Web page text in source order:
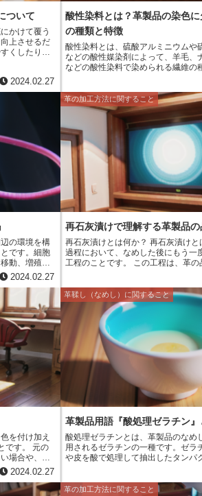
ついて
かけて覆う
上させるだ
くしたりす
よく使用さ
、軽量で
に丈夫で光
2024.02.27
酸性染料とは？革製品の染色
の種類と特徴
酸性染料とは、硫酸アルミニウムや
などの酸性媒染剤によって、羊毛、
などの酸性染料で染められる繊維の
ます。酸性染料は、羊毛、ナイロン
ンパク質繊維を染めるのに適してお
いと高い堅牢度が得られるのが特徴
染料は、革製品の染色にもよく使用
タンパク質繊維の一種であるため、
ことができます。酸性染料で染めた
な色合いと高い堅牢度が得られ、長
つことができます。
の環境を構
です。細胞
動、増殖、
胞外マトリ
ルロン酸、
、多糖類、
マトリック
ンにも重要
クスは、成
分子を貯蔵
制御してい
的なバリア
護していま
疾患の原因
、骨粗鬆症
異常は、心
酸の異常
2024.02.27
革の加工方法に関すること
再石灰漬けで理解する革製品の
再石灰漬けとは何か？ 再石灰漬けとは、革を製造する
過程において、なめした後にもう一
工程のことです。 この工程は、革の
に重要であり、特に、高級な革製品
は、必ず再石灰漬けが行われています。 再石灰
行うことで、革はよりしなやかにな
ます。また、革の風合いも良くなり
間のかかる工程です。そのため、再
革は、通常の革よりも高価になりま
分、品質も高く、耐久性にも優れて
用することができます。
を付け加え
です。 元の
場合や、特
再鞣は、革
て、さまざま
の革よりも
2024.02.27
革鞣し（なめし）に関すること
革製品用語『酸処理ゼラチン』
酸処理ゼラチンとは、革製品のなめ
用されるゼラチンの一種です。ゼラ
や皮を酸で処理して抽出したタンパ
ゼラチンは、その名の通り、酸で処
あり、コラーゲンを原料として硫酸
熱・抽出・精製することで作られま
革の加工方法に関すること